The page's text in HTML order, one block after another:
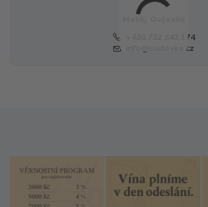
+420 732 243 174
info@sudovka.cz